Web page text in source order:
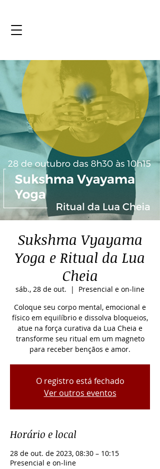
Sukshma Vyayama
Yoga e Ritual da Lua
Cheia
sáb., 28 de out.
  |
Presencial e on-line
Coloque seu corpo mental, emocional e
físico em equilíbrio e dissolva bloqueios,
atue na força curativa da Lua Cheia e
transforme seu ritual em um magneto
para receber bençãos e amor.
O registro está fechado
Ver outros eventos
Horário e local
28 de out. de 2023, 08:30 – 10:15
Presencial e on-line